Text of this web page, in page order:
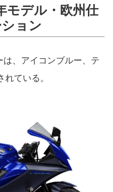
モデル・欧州仕
ョン
は、アイコンブルー、テ
ている。